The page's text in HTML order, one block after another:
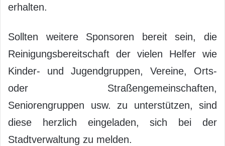
erhalten.
Sollten weitere Sponsoren bereit sein, die
Reinigungsbereitschaft der vielen Helfer wie
Kinder- und Jugendgruppen, Vereine, Orts-
oder Straßengemeinschaften,
Seniorengruppen usw. zu unterstützen, sind
diese herzlich eingeladen, sich bei der
Stadtverwaltung zu melden.